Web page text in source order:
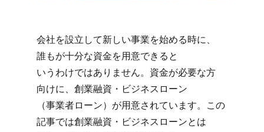
会社を​設立して​新しい​事業を​始める​時に、​
誰もが​十分な​資金を​用意できると​
いうわけでは​ありません。​資金が​必要な方​
向けに、​創業融資・ビジネスローン​
（事業者ローン）が​用意されています。​この​
記事では​創業融資・ビジネスローンとは​